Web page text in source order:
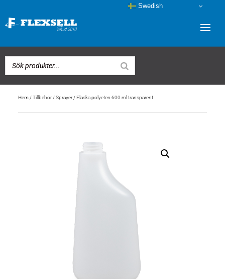
Hem/Tillbehör/Sprayer/ Flaska polyeten 600 ml transparent
Swedish